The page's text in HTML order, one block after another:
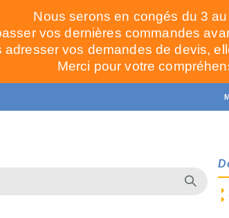
Nous serons en congés du 3
vos dernières commandes
vos demandes de devis,
Merci pour votre